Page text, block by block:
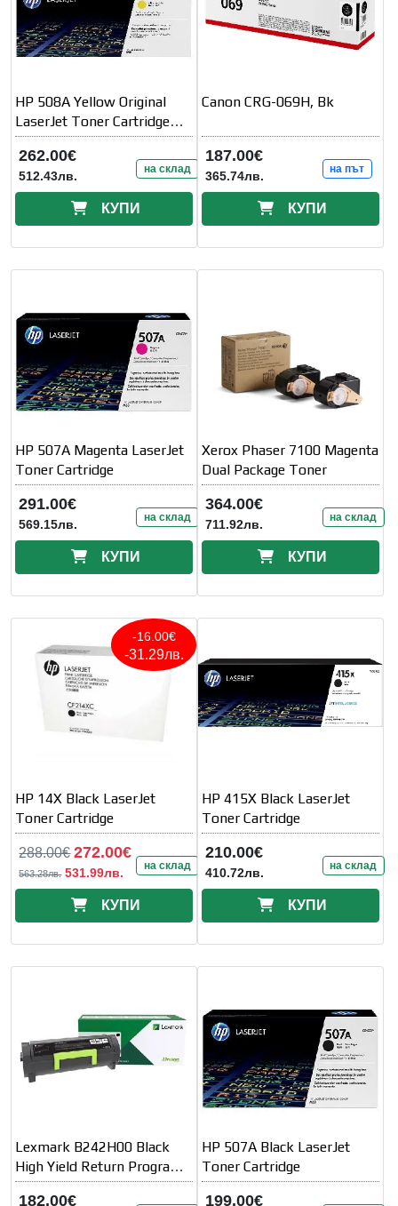
HP 508A Yellow Original
LaserJet Toner Cartridge
(CF362A)
262.00€
512.43лв. на склад
КУПИ
Canon CRG-069H, Bk
187.00€
365.74лв. на път
КУПИ
HP 507A Magenta LaserJet
Toner Cartridge
291.00€
569.15лв. на склад
КУПИ
Xerox Phaser 7100 Magenta
Dual Package Toner
364.00€
711.92лв. на склад
КУПИ
-16.00€
-31.29лв.
HP 14X Black LaserJet
Toner Cartridge
288.00€ 272.00€
563.28лв. 531.99лв. на склад
КУПИ
HP 415X Black LaserJet
Toner Cartridge
210.00€
410.72лв. на склад
КУПИ
Lexmark B242H00 Black
High Yield Return Program
Toner Cartridge (6k)
182.00€
HP 507A Black LaserJet
Toner Cartridge
199.00€